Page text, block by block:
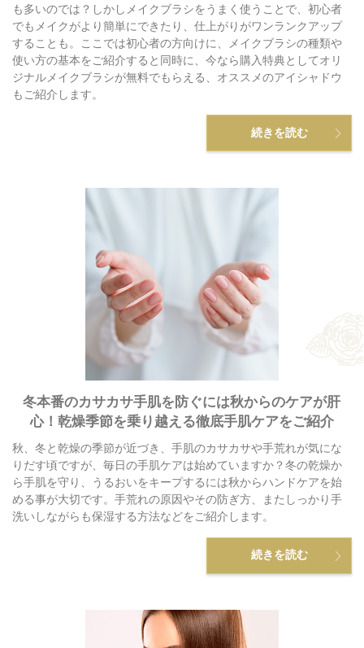
も多いのでは？しかしメイクブラシをうまく使うことで、初心者
でもメイクがより簡単にできたり、仕上がりがワンランクアップ
することも。ここでは初心者の方向けに、メイクブラシの種類や
使い方の基本をご紹介すると同時に、今なら購入特典としてオリ
ジナルメイクブラシが無料でもらえる、オススメのアイシャドウ
もご紹介します。
続きを読む
冬本番のカサカサ手肌を防ぐには秋からのケアが肝
心！乾燥季節を乗り越える徹底手肌ケアをご紹介
秋、冬と乾燥の季節が近づき、手肌のカサカサや手荒れが気にな
りだす頃ですが、毎日の手肌ケアは始めていますか？冬の乾燥か
ら手肌を守り、うるおいをキープするには秋からハンドケアを始
める事が大切です。手荒れの原因やその防ぎ方、またしっかり手
洗いしながらも保湿する方法などをご紹介します。
続きを読む